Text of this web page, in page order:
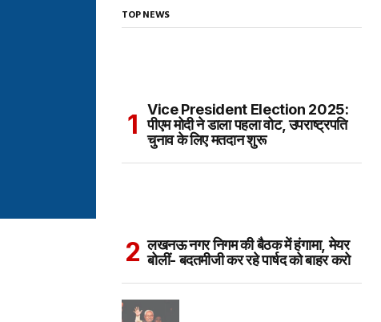
TOP NEWS
Vice President Election 2025:
पीएम मोदी ने डाला पहला वोट, उपराष्ट्रपति
चुनाव के लिए मतदान शुरू
लखनऊ नगर निगम की बैठक में हंगामा, मेयर
बोलीं- बदतमीजी कर रहे पार्षद को बाहर करो